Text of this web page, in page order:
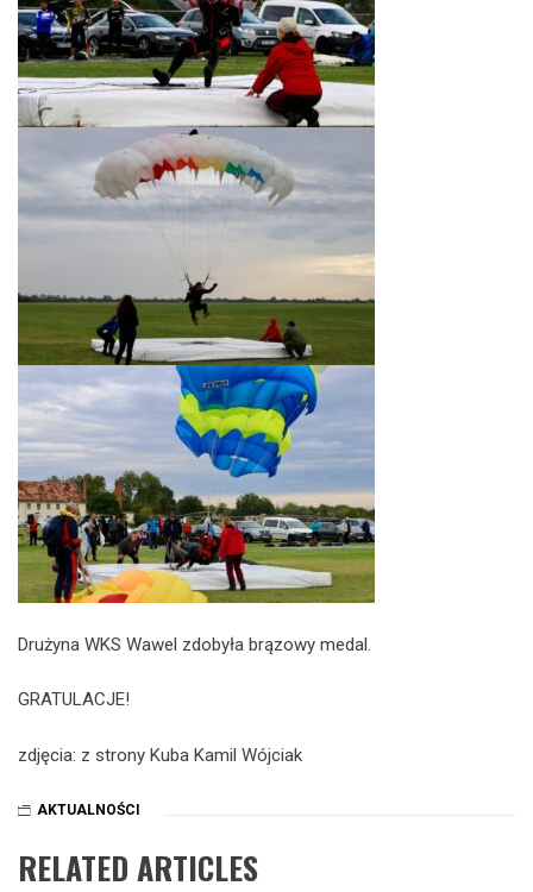
Drużyna WKS Wawel zdobyła brązowy medal.
GRATULACJE!
zdjęcia: z strony Kuba Kamil Wójciak
AKTUALNOŚCI
RELATED ARTICLES